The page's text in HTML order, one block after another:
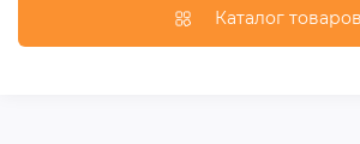
Доставка по Санкт-Петербургу
Доставка по России
Каталог товаров